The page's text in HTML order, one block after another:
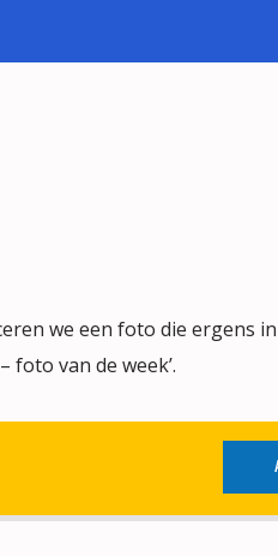
we een foto die ergens
foto van de week’.